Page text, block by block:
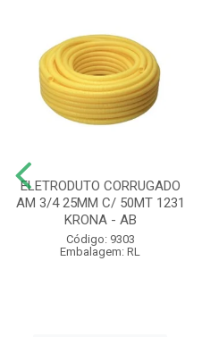
ELETRODUTO CORRUGADO
AM 3/4 25MM C/ 50MT 1231
KRONA - AB
Código: 9303
Embalagem: RL